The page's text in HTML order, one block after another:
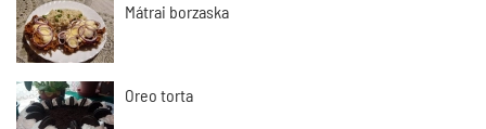
Mátrai borzaska
Oreo torta